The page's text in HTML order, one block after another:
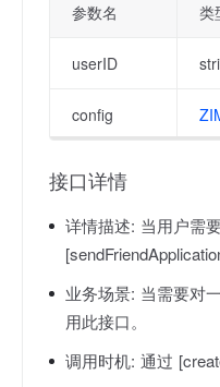
参数名 类
userID
config
接口详情
详情描述: 当用户需
业务场景: 当需要对
用此接口。
调用时机: 通过